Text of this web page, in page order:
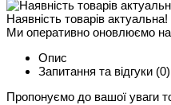
Наявність товарів актуальна!
Ми оперативно оновлюємо
Опис
Запитання та відгуки (0)
Пропонуємо до вашої уваги